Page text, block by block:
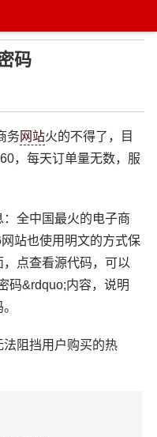
码
务网站火的不得了，目
，每天订单量无数，服
：全中国最火的电子商
站也使用明文的方式保
点查看源代码，可以
码&rdquo;内容，说明
阻挡用户购买的热